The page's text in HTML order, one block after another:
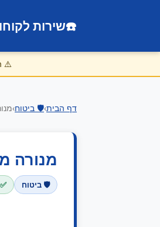
☎️שירות
⚠️
דף הבית›🛡️ ביטוח›
מנורה
🛡️ ביטוח ✅